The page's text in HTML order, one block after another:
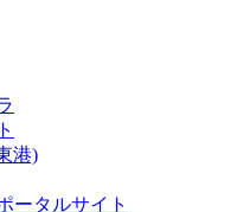
港)
ータルサイト